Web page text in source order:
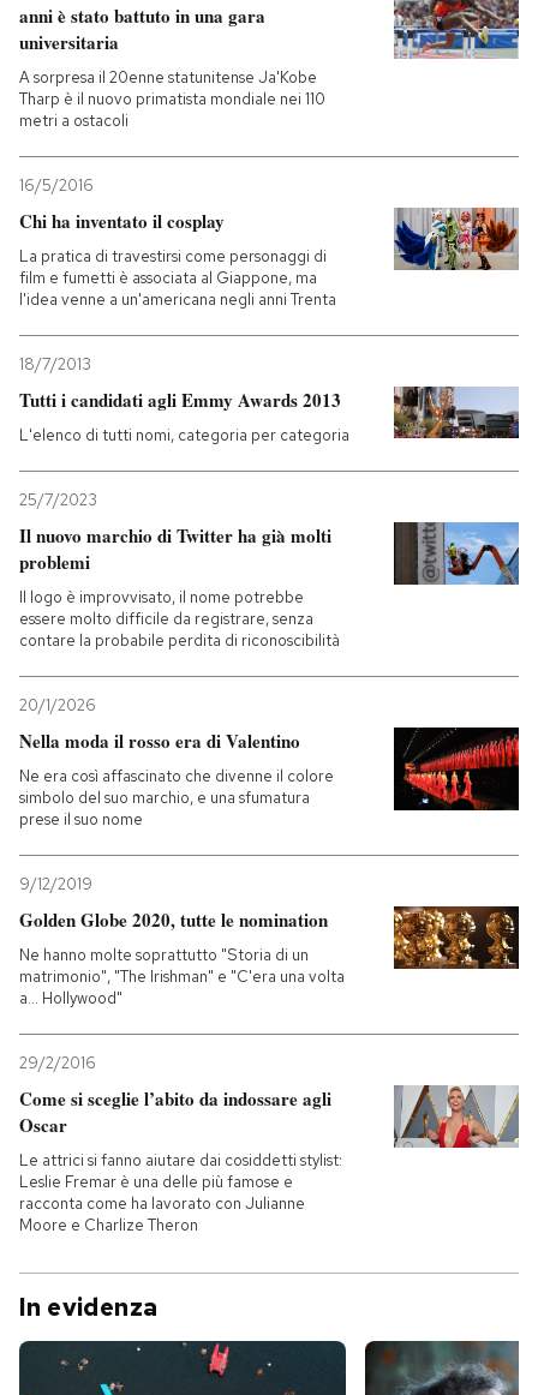
anni è stato battuto in una gara
universitaria
A sorpresa il 20enne statunitense Ja'Kobe
Tharp è il nuovo primatista mondiale nei 110
metri a ostacoli
16/5/2016
Chi ha inventato il cosplay
La pratica di travestirsi come personaggi di
film e fumetti è associata al Giappone, ma
l'idea venne a un'americana negli anni Trenta
18/7/2013
Tutti i candidati agli Emmy Awards 2013
L'elenco di tutti nomi, categoria per categoria
25/7/2023
Il nuovo marchio di Twitter ha già molti
problemi
Il logo è improvvisato, il nome potrebbe
essere molto difficile da registrare, senza
contare la probabile perdita di riconoscibilità
20/1/2026
Nella moda il rosso era di Valentino
Ne era così affascinato che divenne il colore
simbolo del suo marchio, e una sfumatura
prese il suo nome
9/12/2019
Golden Globe 2020, tutte le nomination
Ne hanno molte soprattutto "Storia di un
matrimonio", "The Irishman" e "C'era una volta
a... Hollywood"
29/2/2016
Come si sceglie l’abito da indossare agli
Oscar
Le attrici si fanno aiutare dai cosiddetti stylist:
Leslie Fremar è una delle più famose e
racconta come ha lavorato con Julianne
Moore e Charlize Theron
In evidenza